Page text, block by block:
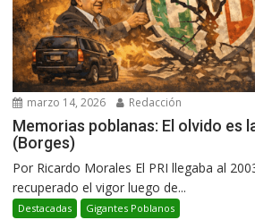
marzo 14, 2026 Redacción
Memorias poblanas: El olvido es
(Borges)
Por Ricardo Morales El PRI llegaba al
recuperado el vigor luego de...
Destacadas Gigantes Poblanos